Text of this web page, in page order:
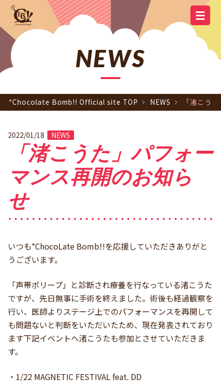
OFFICIAL SITE TOP
SCHEDULE DISCOGRAPHY
GOODS
YOUTUBE OFFICIAL LINE
OFFICIAL
NEWS
*Chocolate Bomb!! Official site TOP NEWS 「渚こう
2022/01/18 NEWS
「渚こうた」パフォー
マンス再開のお知ら
せ
いつも*ChocoLate Bomb!!を応援していただきありがと
うございます。
「声帯ポリープ」と診断され療養を行なっている渚こうた
ですが、先日無事に手術を終えました。術後も経過観察を
行い、医師よりステージ上でのパフォーマンスを再開して
も問題ないと判断をいただいたため、現在発表されており
ます下記イベントへ渚こうたも参加とさせていただきま
す。
・1/22 MAGNETIC FESTIVAL feat. DD